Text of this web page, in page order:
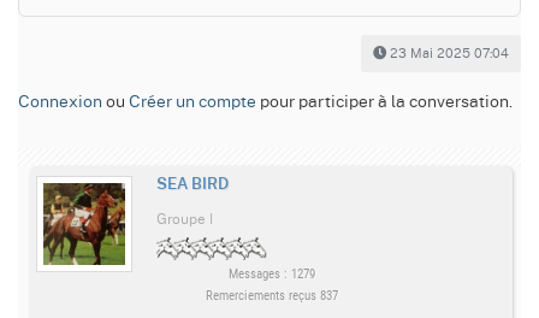
23 Mai 2025 07:04
Connexion ou Créer un compte pour participer à la conversation.
SEA BIRD
Groupe I
Messages : 1279
Remerciements reçus 837